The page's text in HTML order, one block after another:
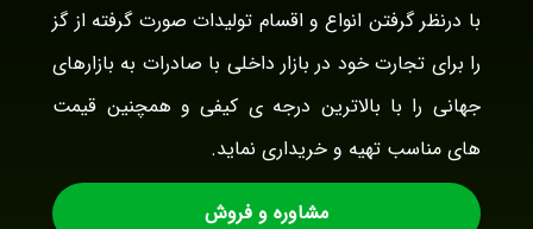
با درنظر گرفتن انواع و اقسام تولیدات صورت گرفته از گز
را برای تجارت خود در بازار داخلی با صادرات به بازارهای
جهانی را با بالاترین درجه ی کیفی و همچنین قیمت
های مناسب تهیه و خریداری نماید.
مشاوره و فروش